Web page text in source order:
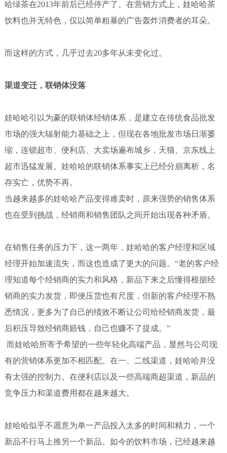
哈绿茶在2013年前后已经停产了。在营销方式上，娃哈哈茶
饮料也并无特色，仅以简单粗暴的广告轰炸消费者的耳朵。
而这样的方式，几乎过去20多年从未变化过。
渠道变迁，联销体没落
娃哈哈引以为豪的联销体经销体系，是建立在传统食品批发
市场的强大辐射能力基础之上，但现在各地批发市场日渐萎
缩，连锁超市、便利店、大卖场遍布城乡，天猫、京东线上
超市迅猛发展。娃哈哈的联销体系事实上已经分崩离析，名
存实亡，优势不再。
当越来越多的娃哈哈产品变得难卖时，原来强势的销售体系
也在受到挑战，经销商和销售团队之间开始出现各种矛盾。
在销售任务的压力下，这一两年，娃哈哈的客户经理和区域
经理开始加速流失，而这也造成了更大的问题。“老的客户经
理知道每个经销商的实力和风格，新品下来之后懂得根据经
销商的实力发货，即便压货也有尺度，但新的客户经理不熟
悉情况，更多为了自己的绩效不断让公司给经销商发货，最
后积压导致经销商赔钱，自己也赚不了提成。”
而娃哈哈所寄予希望的一些年轻化高端产品，显然与公司现
有的营销体系更加不相匹配。在一、二线渠道，娃哈哈并没
有太强的控制力。在便利店以及一些高端商超渠道，新品的
竞争压力和渠道费用都在越来越大。
娃哈哈似乎不愿意为单一产品投入太多的时间和精力，一个
新品不行马上推另一个新品。如今的饮料市场，已经越来越